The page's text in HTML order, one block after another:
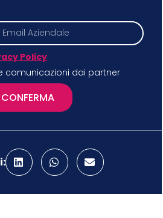
Policy
comunicazioni dai partner
CONFERMA